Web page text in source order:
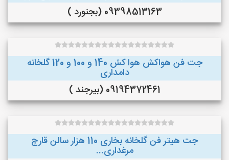
09398513163 (بجنورد )
جت فن هواکش هوا کش 140 و 100 و 120 گلخانه
دامداری
09194372461 (بیرجند )
جت هیتر فن گلخانه بخاری 110 هزار سالن قارچ
مرغداری...